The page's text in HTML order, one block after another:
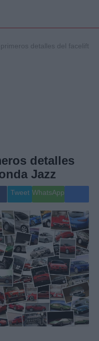
detalles del facelift
detalles
Jazz
Tweet WhatsApp